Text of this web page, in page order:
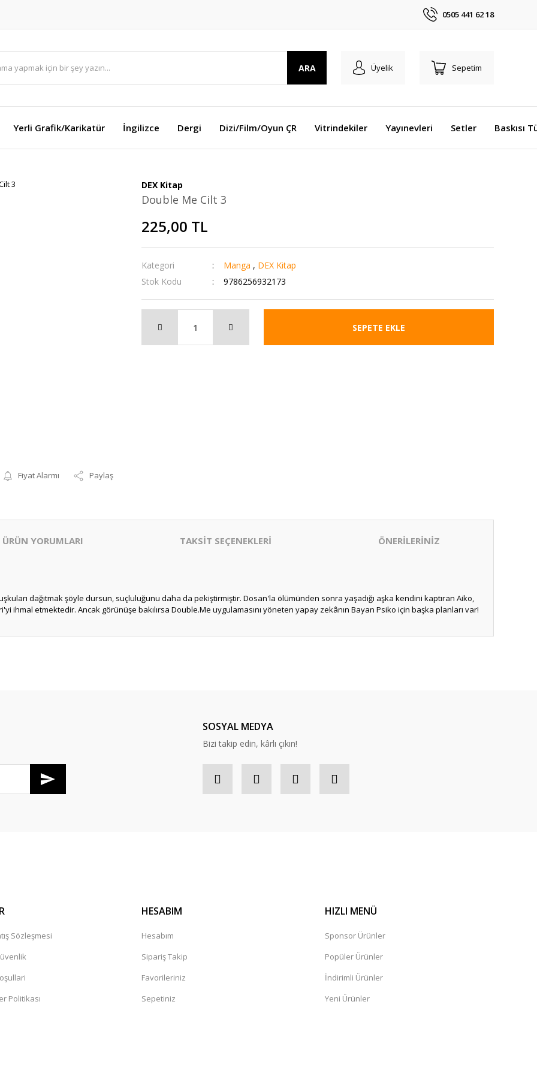
0505 441 62 18
ARA Üyelik Sepetim
Yerli Grafik/Karikatür İngilizce Dergi Dizi/Film/Oyun ÇR Vitrindekiler Yayınevleri Setler Baskısı
Fiyat Alarmı Paylaş
DEX Kitap
Double Me Cilt 3
225,00 TL
Kategori Manga , DEX Kitap
Stok Kodu
9786256932173
SEPETE EKLE
ÜRÜN YORUMLARI TAKSİT SEÇENEKLERİ ÖNERİLERİNİZ
dağıtmak şöyle dursun, suçluluğunu daha da pekiştirmiştir. Dosan'la ölümünden sonra yaşadığı aşka kendini kaptıran Aiko,
ihmal etmektedir. Ancak görünüşe bakılırsa Double.Me uygulamasını yöneten yapay zekânın Bayan Psiko için başka planları var!
SOSYAL MEDYA
Bizi takip edin, kârlı çıkın!
Sözleşmesi
Politikası
HESABIM
Hesabım
Sipariş Takip
Favorileriniz
Sepetiniz
HIZLI MENÜ
Sponsor Ürünler
Popüler Ürünler
İndirimli Ürünler
Yeni Ürünler